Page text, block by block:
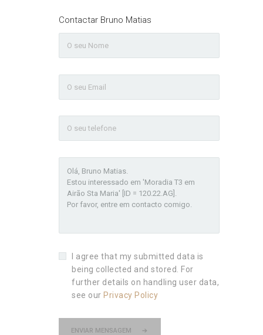
Contactar Bruno Matias
I agree that my submitted data is
being collected and stored. For
further details on handling user data,
see our Privacy Policy
ENVIAR MENSAGEM